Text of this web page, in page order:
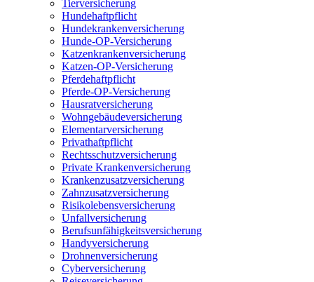
Tierversicherung
Hundehaftpflicht
Hundekrankenversicherung
Hunde-OP-Versicherung
Katzenkrankenversicherung
Katzen-OP-Versicherung
Pferdehaftpflicht
Pferde-OP-Versicherung
Hausratversicherung
Wohngebäudeversicherung
Elementarversicherung
Privathaftpflicht
Rechtsschutzversicherung
Private Krankenversicherung
Krankenzusatzversicherung
Zahnzusatzversicherung
Risikolebensversicherung
Unfallversicherung
Berufsunfähigkeitsversicherung
Handyversicherung
Drohnenversicherung
Cyberversicherung